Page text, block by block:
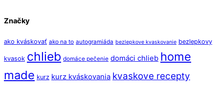
Značky
ako kváskovať ako na to autogramiáda bezlepkove kvaskovanie bezlepkovy
kvasok chlieb domáce pečenie domáci chlieb home
made kurz kurz kváskovania kvaskove recepty